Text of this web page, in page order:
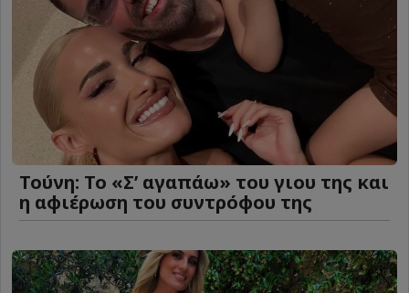
Τούνη: Το «Σ’ αγαπάω» του γιου της και
η αφιέρωση του συντρόφου της